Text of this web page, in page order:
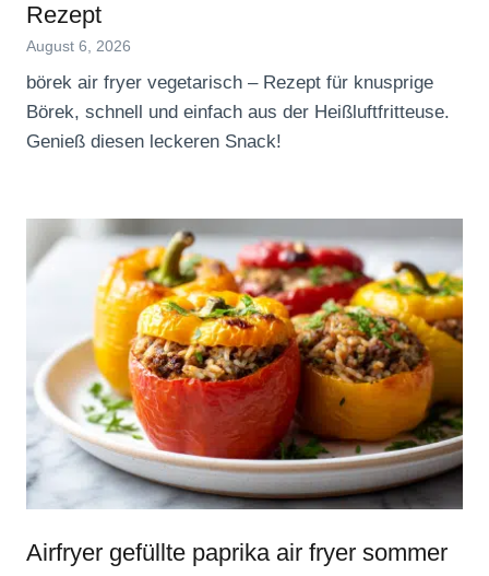
Rezept
August 6, 2026
börek air fryer vegetarisch – Rezept für knusprige
Börek, schnell und einfach aus der Heißluftfritteuse.
Genieß diesen leckeren Snack!
Airfryer gefüllte paprika air fryer sommer